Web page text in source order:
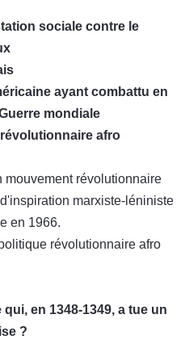
sociale contre le
ayant combattu en
mondiale
afro
mouvement révolutionnaire
marxiste-léniniste
en 1966.
révolutionnaire afro
en 1348-1349, a tue un
?